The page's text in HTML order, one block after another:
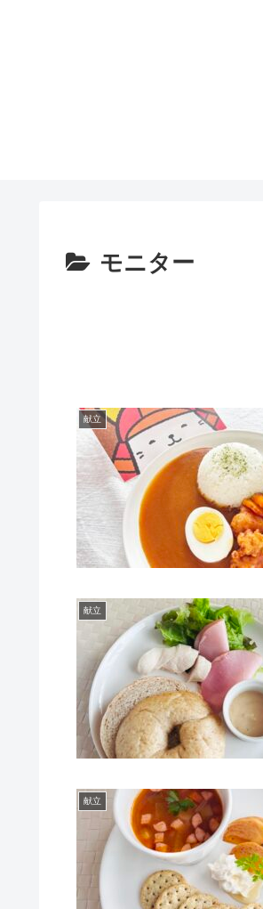
モニター
献立
献立
献立